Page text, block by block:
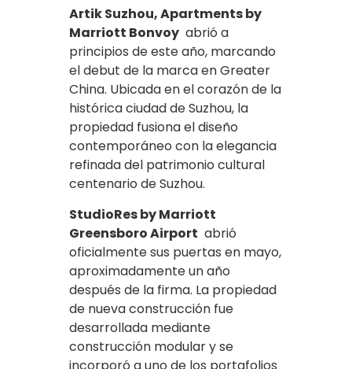
Artik Suzhou, Apartments by
Marriott Bonvoy abrió a
principios de este año, marcando
el debut de la marca en Greater
China. Ubicada en el corazón de la
histórica ciudad de Suzhou, la
propiedad fusiona el diseño
contemporáneo con la elegancia
refinada del patrimonio cultural
centenario de Suzhou.
StudioRes by Marriott
Greensboro Airport abrió
oficialmente sus puertas en mayo,
aproximadamente un año
después de la firma. La propiedad
de nueva construcción fue
desarrollada mediante
construcción modular y se